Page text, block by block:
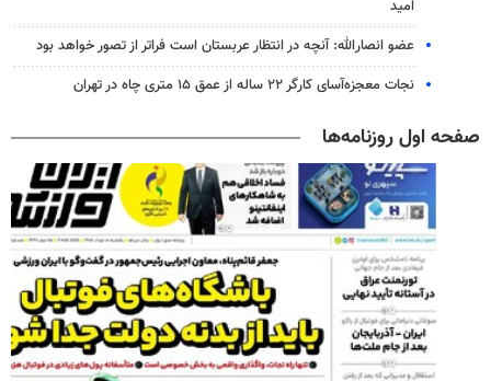
امید
عضو انصارالله: آنچه در انتظار عربستان است فراتر از تصور خواهد بود
نجات معجزه‌آسای کارگر ۲۲ ساله از عمق ۱۵ متری چاه در تهران
صفحه اول روزنامه‌ها